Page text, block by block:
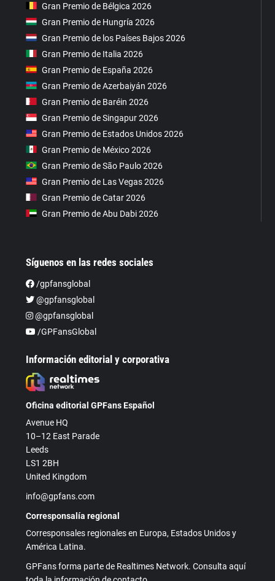
Gran Premio de Bélgica 2026
Gran Premio de Hungría 2026
Gran Premio de los Países Bajos 2026
Gran Premio de Italia 2026
Gran Premio de España 2026
Gran Premio de Azerbaiyán 2026
Gran Premio de Baréin 2026
Gran Premio de Singapur 2026
Gran Premio de Estados Unidos 2026
Gran Premio de México 2026
Gran Premio de São Paulo 2026
Gran Premio de Las Vegas 2026
Gran Premio de Catar 2026
Gran Premio de Abu Dabi 2026
Síguenos en las redes sociales
/gpfansglobal
@gpfansglobal
@gpfansglobal
/GPFansGlobal
Información editorial y corporativa
Oficina editorial GPFans Español
Avenue HQ
10–12 East Parade
Leeds
LS1 2BH
United Kingdom
info@gpfans.com
Corresponsalía regional
Corresponsales regionales en Europa, Estados Unidos y
América Latina.
GPFans forma parte de Realtimes Network. Consulta aquí